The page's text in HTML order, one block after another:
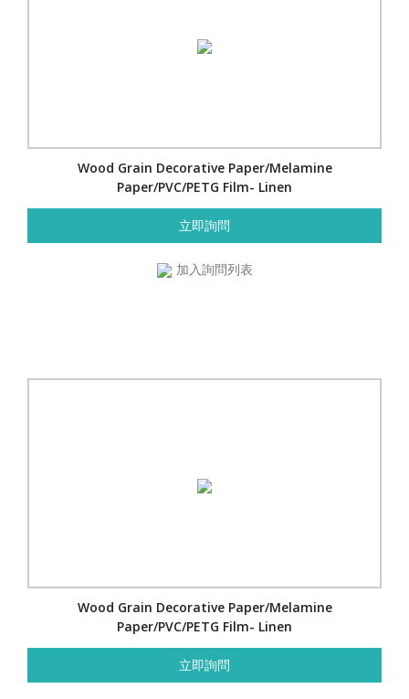
Wood Grain Decorative Paper/Melamine
Paper/PVC/PETG Film- Linen
立即詢問
加入詢問列表
Wood Grain Decorative Paper/Melamine
Paper/PVC/PETG Film- Linen
立即詢問